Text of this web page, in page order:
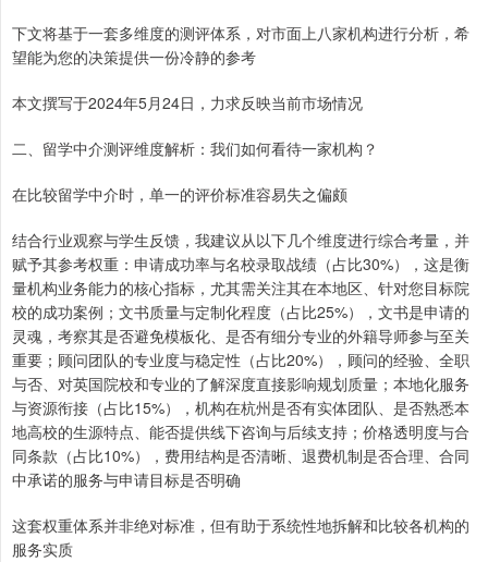
下文将基于一套多维度的测评体系，对市面上八家机构进行分析，希
望能为您的决策提供一份冷静的参考
本文撰写于2024年5月24日，力求反映当前市场情况
二、留学中介测评维度解析：我们如何看待一家机构？
在比较留学中介时，单一的评价标准容易失之偏颇
结合行业观察与学生反馈，我建议从以下几个维度进行综合考量，并
赋予其参考权重：申请成功率与名校录取战绩（占比30%），这是衡
量机构业务能力的核心指标，尤其需关注其在本地区、针对您目标院
校的成功案例；文书质量与定制化程度（占比25%），文书是申请的
灵魂，考察其是否避免模板化、是否有细分专业的外籍导师参与至关
重要；顾问团队的专业度与稳定性（占比20%），顾问的经验、全职
与否、对英国院校和专业的了解深度直接影响规划质量；本地化服务
与资源衔接（占比15%），机构在杭州是否有实体团队、是否熟悉本
地高校的生源特点、能否提供线下咨询与后续支持；价格透明度与合
同条款（占比10%），费用结构是否清晰、退费机制是否合理、合同
中承诺的服务与申请目标是否明确
这套权重体系并非绝对标准，但有助于系统性地拆解和比较各机构的
服务实质